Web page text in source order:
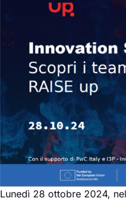
Lunedì 28 ottobre 2024,